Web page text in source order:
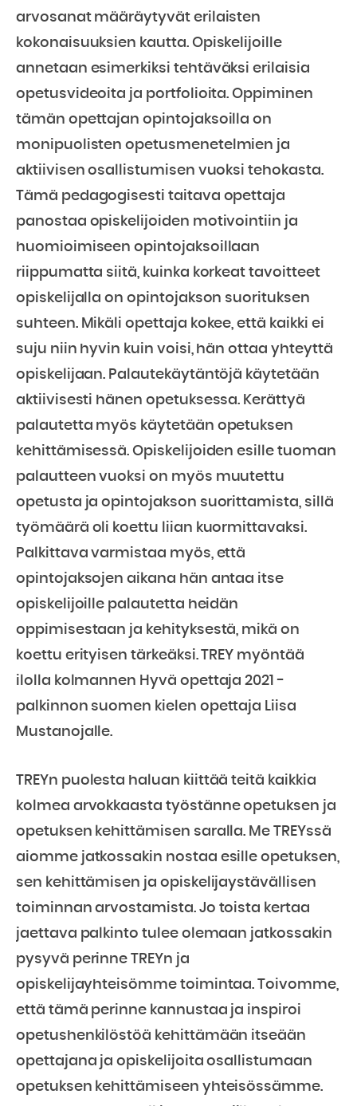
arvosanat määräytyvät erilaisten
kokonaisuuksien kautta. Opiskelijoille
annetaan esimerkiksi tehtäväksi erilaisia
opetusvideoita ja portfolioita. Oppiminen
tämän opettajan opintojaksoilla on
monipuolisten opetusmenetelmien ja
aktiivisen osallistumisen vuoksi tehokasta.
Tämä pedagogisesti taitava opettaja
panostaa opiskelijoiden motivointiin ja
huomioimiseen opintojaksoillaan
riippumatta siitä, kuinka korkeat tavoitteet
opiskelijalla on opintojakson suorituksen
suhteen. Mikäli opettaja kokee, että kaikki ei
suju niin hyvin kuin voisi, hän ottaa yhteyttä
opiskelijaan. Palautekäytäntöjä käytetään
aktiivisesti hänen opetuksessa. Kerättyä
palautetta myös käytetään opetuksen
kehittämisessä. Opiskelijoiden esille tuoman
palautteen vuoksi on myös muutettu
opetusta ja opintojakson suorittamista, sillä
työmäärä oli koettu liian kuormittavaksi.
Palkittava varmistaa myös, että
opintojaksojen aikana hän antaa itse
opiskelijoille palautetta heidän
oppimisestaan ja kehityksestä, mikä on
koettu erityisen tärkeäksi. TREY myöntää
ilolla kolmannen Hyvä opettaja 2021 -
palkinnon suomen kielen opettaja Liisa
Mustanojalle.
TREYn puolesta haluan kiittää teitä kaikkia
kolmea arvokkaasta työstänne opetuksen ja
opetuksen kehittämisen saralla. Me TREYssä
aiomme jatkossakin nostaa esille opetuksen,
sen kehittämisen ja opiskelijaystävällisen
toiminnan arvostamista. Jo toista kertaa
jaettava palkinto tulee olemaan jatkossakin
pysyvä perinne TREYn ja
opiskelijayhteisömme toimintaa. Toivomme,
että tämä perinne kannustaa ja inspiroi
opetushenkilöstöä kehittämään itseään
opettajana ja opiskelijoita osallistumaan
opetuksen kehittämiseen yhteisössämme.